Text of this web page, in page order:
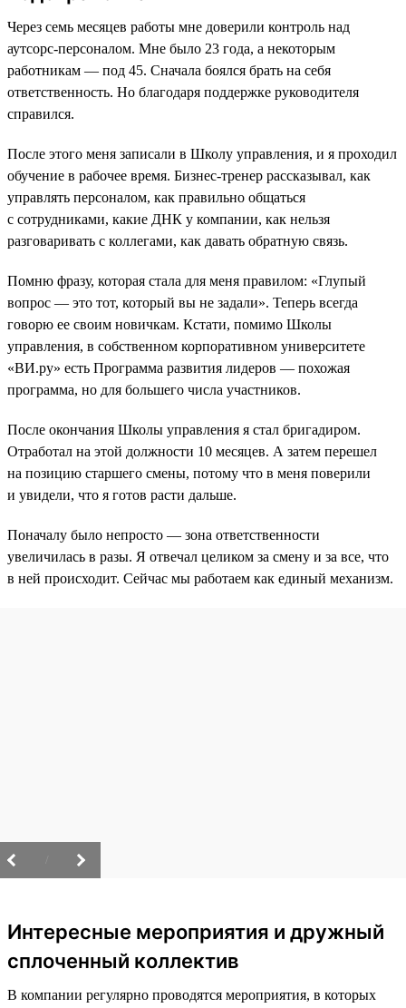
Через семь месяцев работы мне доверили контроль над
аутсорс-персоналом. Мне было 23 года, а некоторым
работникам — под 45. Сначала боялся брать на себя
ответственность. Но благодаря поддержке руководителя
справился.
После этого меня записали в Школу управления, и я проходил
обучение в рабочее время. Бизнес-тренер рассказывал, как
управлять персоналом, как правильно общаться
с сотрудниками, какие ДНК у компании, как нельзя
разговаривать с коллегами, как давать обратную связь.
Помню фразу, которая стала для меня правилом: «Глупый
вопрос — это тот, который вы не задали». Теперь всегда
говорю ее своим новичкам. Кстати, помимо Школы
управления, в собственном корпоративном университете
«ВИ.ру» есть Программа развития лидеров — похожая
программа, но для большего числа участников.
После окончания Школы управления я стал бригадиром.
Отработал на этой должности 10 месяцев. А затем перешел
на позицию старшего смены, потому что в меня поверили
и увидели, что я готов расти дальше.
Поначалу было непросто — зона ответственности
увеличилась в разы. Я отвечал целиком за смену и за все, что
в ней происходит. Сейчас мы работаем как единый механизм.
Интересные мероприятия и дружный
сплоченный коллектив
В компании регулярно проводятся мероприятия, в которых